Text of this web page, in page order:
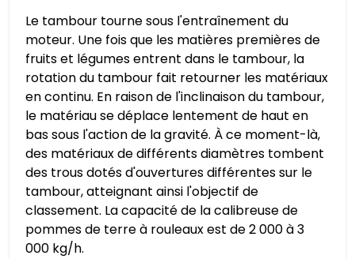
Le tambour tourne sous l'entraînement du
moteur. Une fois que les matières premières de
fruits et légumes entrent dans le tambour, la
rotation du tambour fait retourner les matériaux
en continu. En raison de l'inclinaison du tambour,
le matériau se déplace lentement de haut en
bas sous l'action de la gravité. À ce moment-là,
des matériaux de différents diamètres tombent
des trous dotés d'ouvertures différentes sur le
tambour, atteignant ainsi l'objectif de
classement. La capacité de la calibreuse de
pommes de terre à rouleaux est de 2 000 à 3
000 kg/h.